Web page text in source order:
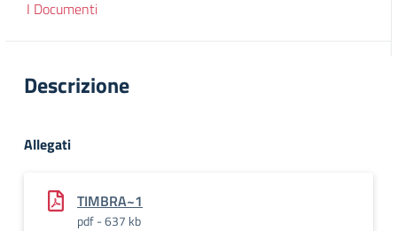
I Documenti
Descrizione
Allegati
TIMBRA~1
pdf - 637 kb